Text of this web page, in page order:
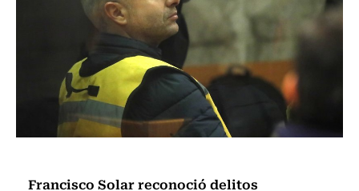
Francisco Solar reconoció delitos